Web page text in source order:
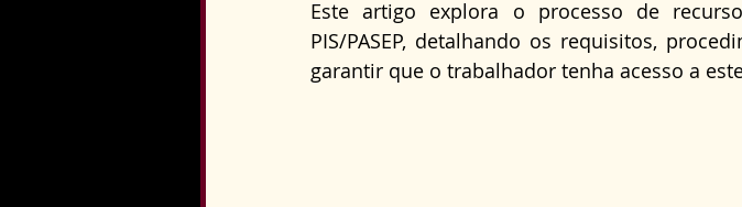
Este artigo explora o processo de
PIS/PASEP, detalhando os requisitos,
garantir que o trabalhador tenha acesso a